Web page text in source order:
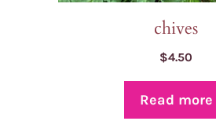
chives
$4.50
Read more